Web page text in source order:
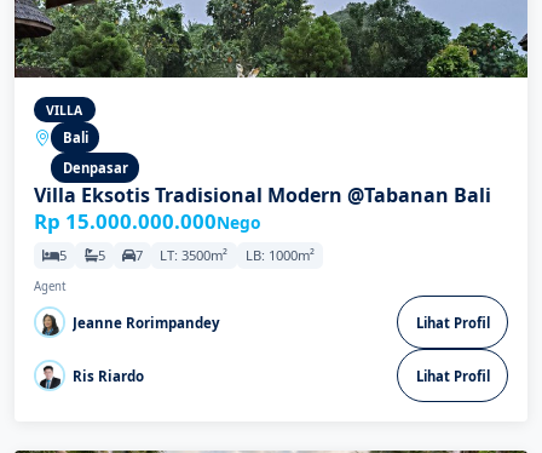
VILLA
Bali
Denpasar
Villa Eksotis Tradisional Modern @Tabanan Bali
Rp 15.000.000.000Nego
5 5 7 LT: 3500m² LB: 1000m²
Agent
Jeanne Rorimpandey Lihat Profil
Ris Riardo Lihat Profil